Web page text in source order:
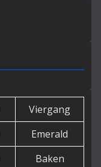
Viergang
Emerald
Baken